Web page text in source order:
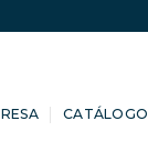
CATÁLOGO